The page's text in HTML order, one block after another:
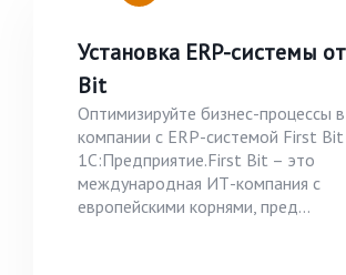
Установка ERP-системы
Bit
Оптимизируйте бизнес-процессы
компании с ERP-системой First Bit
1С:Предприятие.First Bit – это
международная ИТ-компания с
европейскими корнями, пред...